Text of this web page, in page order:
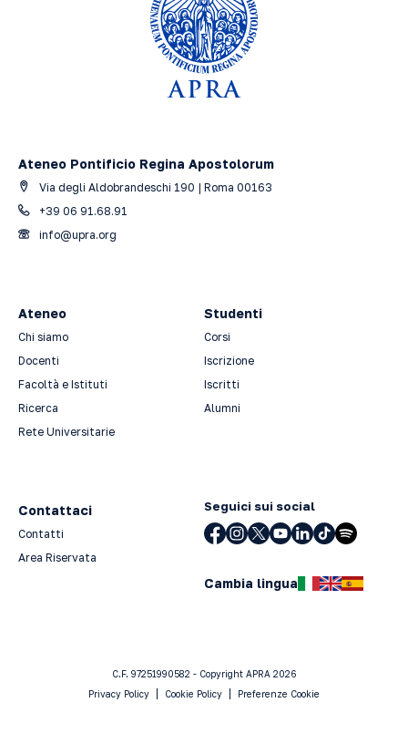
Ateneo Pontificio Regina Apostolorum
Via degli Aldobrandeschi 190 | Roma 00163
+39 06 91.68.91
info@upra.org
Ateneo
Chi siamo
Docenti
Facoltà e Istituti
Ricerca
Rete Universitarie
Studenti
Corsi
Iscrizione
Iscritti
Alumni
Contattaci
Contatti
Area Riservata
Seguici sui social
Cambia lingua
C.F. 97251990582 - Copyright APRA 2026
Privacy Policy
Cookie Policy Preferenze Cookie